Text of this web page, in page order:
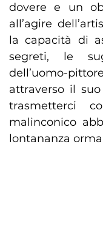
dovere e un
all’agire
la capacità di
segreti, le
dell’uomo-
attraverso il
trasmetterci
malinconico
lontananza